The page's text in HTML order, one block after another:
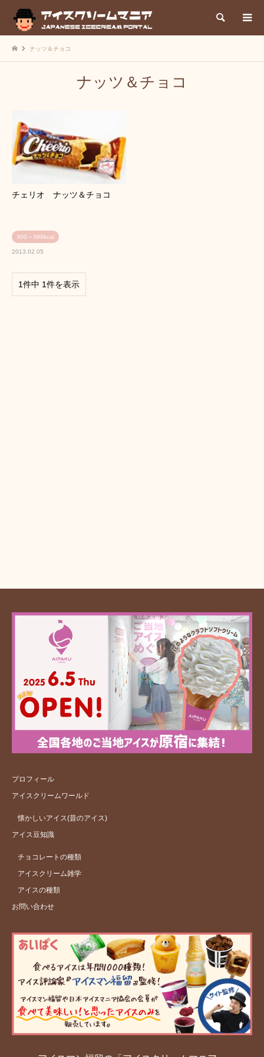
検索
ナッツ＆チョコ
ナッツ＆チョコ
チェリオ ナッツ＆チョコ
300～399kcal
2013.02.05
1件中 1件を表示
プロフィール
アイスクリームワールド
懐かしいアイス(昔のアイス)
アイス豆知識
チョコレートの種類
アイスクリーム雑学
アイスの種類
お問い合わせ